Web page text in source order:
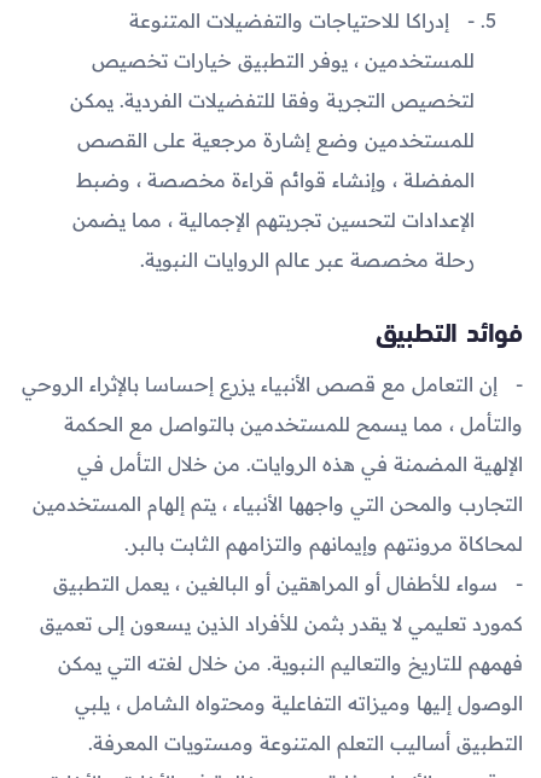
إدراكا للاحتياجات والتفضيلات المتنوعة
للمستخدمين ، يوفر التطبيق خيارات تخصيص
لتخصيص التجربة وفقا للتفضيلات الفردية. يمكن
للمستخدمين وضع إشارة مرجعية على القصص
المفضلة ، وإنشاء قوائم قراءة مخصصة ، وضبط
الإعدادات لتحسين تجربتهم الإجمالية ، مما يضمن
رحلة مخصصة عبر عالم الروايات النبوية.
فوائد التطبيق
إن التعامل مع قصص الأنبياء يزرع إحساسا بالإثراء الروحي
والتأمل ، مما يسمح للمستخدمين بالتواصل مع الحكمة
الإلهية المضمنة في هذه الروايات. من خلال التأمل في
التجارب والمحن التي واجهها الأنبياء ، يتم إلهام المستخدمين
لمحاكاة مرونتهم وإيمانهم والتزامهم الثابت بالبر.
سواء للأطفال أو المراهقين أو البالغين ، يعمل التطبيق
كمورد تعليمي لا يقدر بثمن للأفراد الذين يسعون إلى تعميق
فهمهم للتاريخ والتعاليم النبوية. من خلال لغته التي يمكن
الوصول إليها وميزاته التفاعلية ومحتواه الشامل ، يلبي
التطبيق أساليب التعلم المتنوعة ومستويات المعرفة.